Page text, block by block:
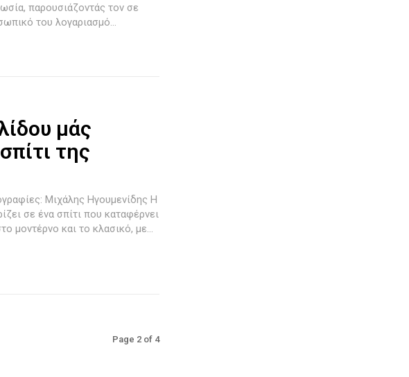
παρουσιάζοντάς τον σε
του λογαριασμό...
μάς
της
Μιχάλης Ηγουμενίδης Η
σε ένα σπίτι που καταφέρνει
μοντέρνο και το κλασικό, με...
Page 2 of 4